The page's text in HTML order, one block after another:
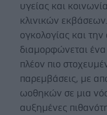
υγείας και
κλινικών
ογκολογίας και
διαμορφώνεται ένα
πλέον πιο
παρεμβάσεις, με
ωοθηκών σε μια
αυξημένες